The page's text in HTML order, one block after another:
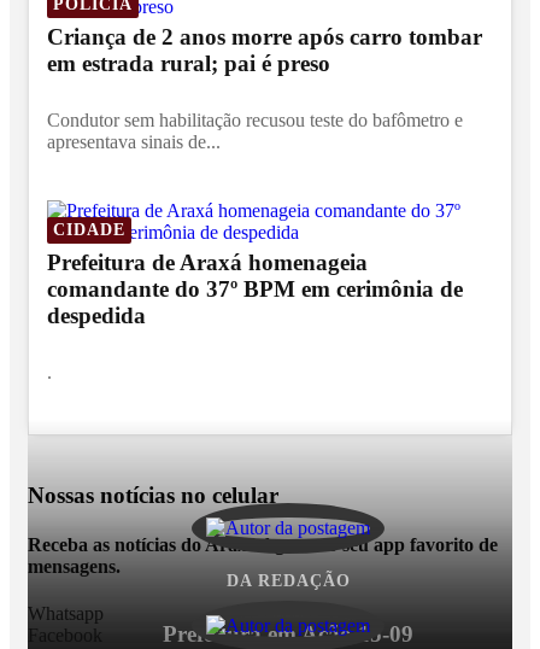
POLÍCIA
Criança de 2 anos morre após carro tombar
em estrada rural; pai é preso
Condutor sem habilitação recusou teste do bafômetro e
apresentava sinais de...
CIDADE
Prefeitura de Araxá homenageia
comandante do 37º BPM em cerimônia de
despedida
.
Nossas notícias no celular
Receba as notícias do Araxá Agora no seu app favorito de
mensagens.
Whatsapp
Facebook
DA REDAÇÃO
Prefeitura em Ação 15-09